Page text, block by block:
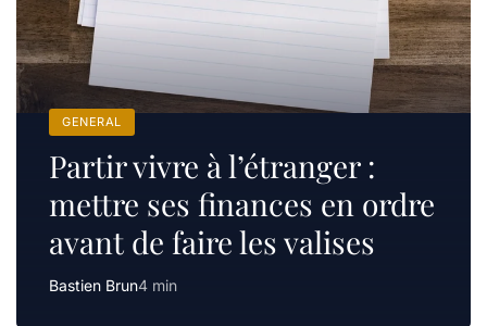
GENERAL
Partir vivre à l’étranger :
mettre ses finances en ordre
avant de faire les valises
Bastien Brun4 min